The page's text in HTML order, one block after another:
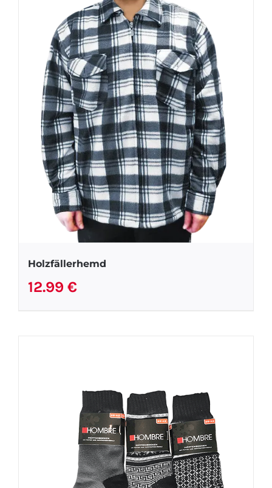
Holzfällerhemd
12.99 €